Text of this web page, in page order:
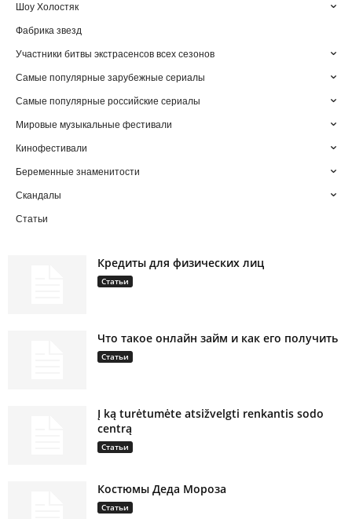
Шоу Холостяк
Фабрика звезд
Участники битвы экстрасенсов всех сезонов
Самые популярные зарубежные сериалы
Самые популярные российские сериалы
Мировые музыкальные фестивали
Кинофестивали
Беременные знаменитости
Скандалы
Статьи
Кредиты для физических лиц
Статьи
Что такое онлайн займ и как его получить
Статьи
Į ką turėtumėte atsižvelgti renkantis sodo
centrą
Статьи
Костюмы Деда Мороза
Статьи